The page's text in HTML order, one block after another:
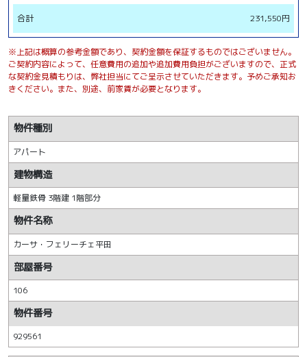
合計 231,550円
※上記は概算の参考金額であり、契約金額を保証するものではございません。
ご契約内容によって、任意費用の追加や追加費用負担がございますので、正式
な契約金見積もりは、弊社担当にてご呈示させていただきます。予めご承知お
きください。また、別途、前家賃が必要となります。
物件種別
アパート
建物構造
軽量鉄骨 3階建 1階部分
物件名称
カーサ・フェリーチェ平田
部屋番号
106
物件番号
929561